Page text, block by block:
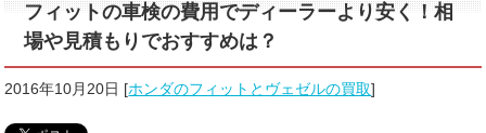
フィットの車検の費用でディーラーより安く！相
場や見積もりでおすすめは？
2016年10月20日 [ホンダのフィットとヴェゼルの買取]